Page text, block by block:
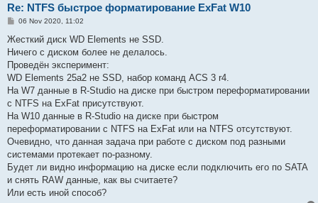
Re: NTFS быстрое форматирование ExFat W10
P
s
06 Nov 2020, 11:02
Жесткий диск WD Elements не SSD.
Ничего с диском более не делалось.
Проведён эксперимент:
WD Elements 25a2 не SSD, набор команд ACS 3 r4.
На W7 данные в R-Studio на диске при быстром переформатировании
с NTFS на ExFat присутствуют.
На W10 данные в R-Studio на диске при быстром
переформатировании с NTFS на ExFat или на NTFS отсутствуют.
Очевидно, что данная задача при работе с диском под разными
системами протекает по-разному.
Будет ли видно информацию на диске если подключить его по SATA
и снять RAW данные, как вы считаете?
Или есть иной способ?